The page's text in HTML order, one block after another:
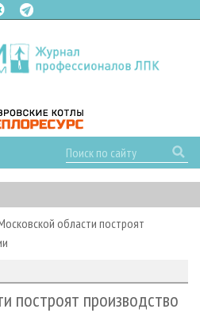
области построят
построят производство